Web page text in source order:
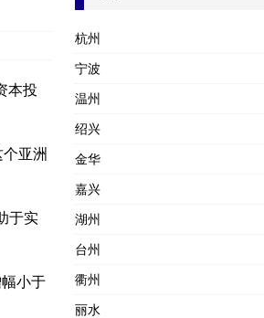
本投
亚洲
于实
小于
杭州
宁波
温州
绍兴
金华
嘉兴
湖州
台州
衢州
丽水